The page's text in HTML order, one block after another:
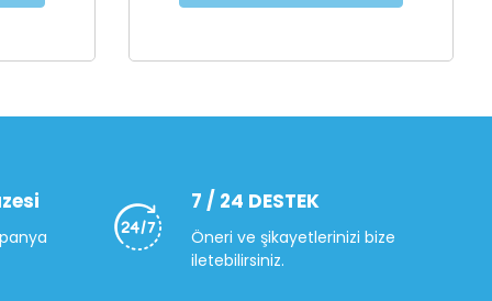
7 / 24 DESTEK
Öneri ve şikayetlerinizi bize
iletebilirsiniz.